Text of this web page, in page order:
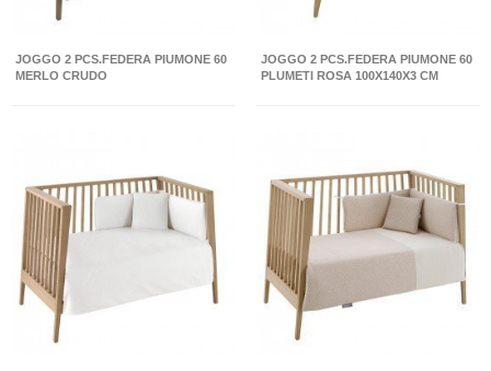
JOGGO 2 PCS.FEDERA PIUMONE 60
MERLO CRUDO
JOGGO 2 PCS.FEDERA PIUMONE 60
PLUMETI ROSA 100X140X3 CM